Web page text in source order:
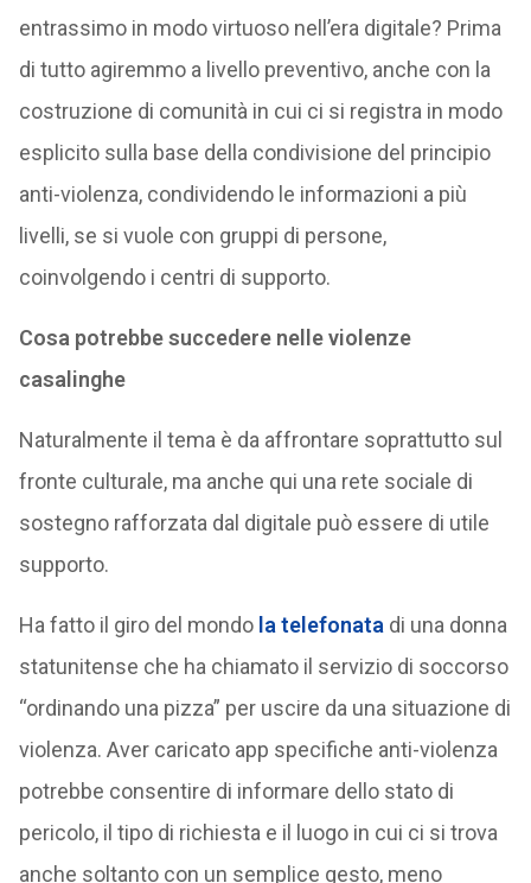
entrassimo in modo virtuoso nell’era digitale? Prima
di tutto agiremmo a livello preventivo, anche con la
costruzione di comunità in cui ci si registra in modo
esplicito sulla base della condivisione del principio
anti-violenza, condividendo le informazioni a più
livelli, se si vuole con gruppi di persone,
coinvolgendo i centri di supporto.
Cosa potrebbe succedere nelle violenze
casalinghe
Naturalmente il tema è da affrontare soprattutto sul
fronte culturale, ma anche qui una rete sociale di
sostegno rafforzata dal digitale può essere di utile
supporto.
Ha fatto il giro del mondo la telefonata di una donna
statunitense che ha chiamato il servizio di soccorso
“ordinando una pizza” per uscire da una situazione di
violenza. Aver caricato app specifiche anti-violenza
potrebbe consentire di informare dello stato di
pericolo, il tipo di richiesta e il luogo in cui ci si trova
anche soltanto con un semplice gesto, meno